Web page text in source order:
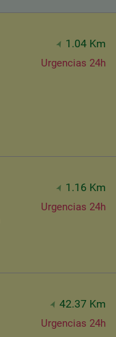
1.04 Km
Urgencias 24h
1.16 Km
Urgencias 24h
42.37 Km
Urgencias 24h